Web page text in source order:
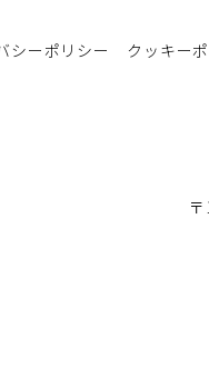
シーポリシー クッキー